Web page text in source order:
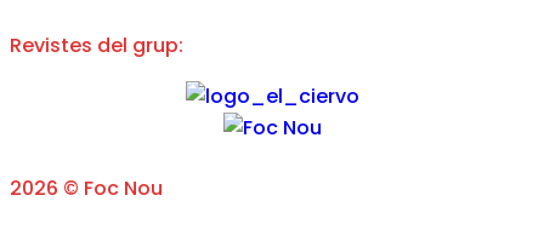
Revistes del grup:
2026 © Foc Nou